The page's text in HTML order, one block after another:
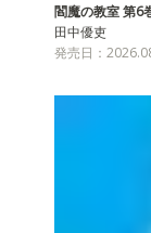
閻魔の教室 第6
田中優吏
発売日：